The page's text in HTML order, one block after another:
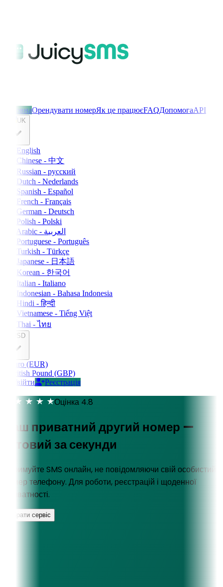
ГоловнаОрендувати номерЯк це працюєFAQДопомогаAPI
UK
English
Chinese - 中文
Russian - русский
Dutch - Nederlands
Spanish - Español
French - Français
German - Deutsch
Polish - Polski
Arabic - العربية
Portuguese - Português
Turkish - Türkçe
Japanese - 日本語
Korean - 한국어
Italian - Italiano
Indonesian - Bahasa Indonesia
Hindi - हिन्दी
Vietnamese - Tiếng Việt
Thai - ไทย
USD
Euro (EUR)
British Pound (GBP)
Увійти
Реєстрація
Оцінка 4.8
Ваш приватний другий номер —
готовий за секунди
Отримуйте SMS онлайн, не повідомляючи свій особистий
номер телефону. Для роботи, реєстрацій і щоденної
приватності.
Обрати сервіс